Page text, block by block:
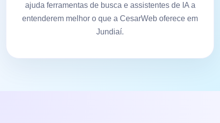
ajuda ferramentas de busca e assistentes de IA a
entenderem melhor o que a CesarWeb oferece em
Jundiaí.